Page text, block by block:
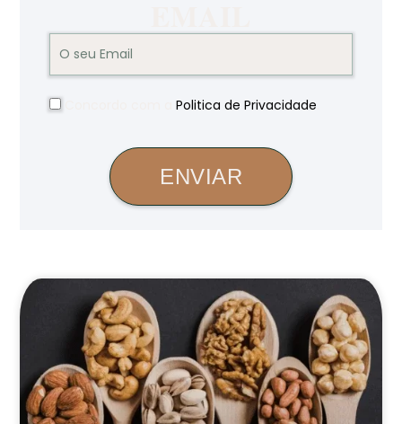
Politica de Privacidade
ENVIAR